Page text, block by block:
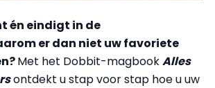
én eindigt in de
er dan niet uw favoriete
Met het Dobbit-magbookAlles
ontdekt u stap voor stap hoe u uw